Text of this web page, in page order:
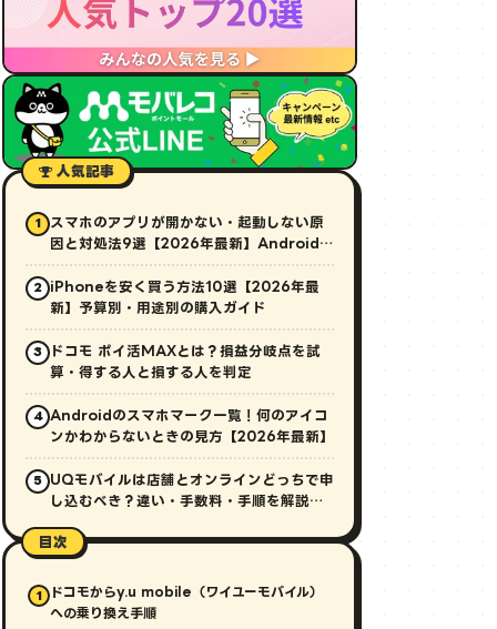
人気記事
1
スマホのアプリが開かない・起動しない原
因と対処法9選【2026年最新】Android・
iPhone対応
2
iPhoneを安く買う方法10選【2026年最
新】予算別・用途別の購入ガイド
3
ドコモ ポイ活MAXとは？損益分岐点を試
算・得する人と損する人を判定
4
Androidのスマホマーク一覧！何のアイコ
ンかわからないときの見方【2026年最新】
5
UQモバイルは店舗とオンラインどっちで申
し込むべき？違い・手数料・手順を解説
目次
ドコモからy.u mobile（ワイユーモバイル）
への乗り換え手順